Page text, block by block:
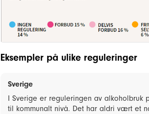
Eksempler på ulike reguleringer
Sverige
I Sverige er reguleringen av alkoholbruk
til kommunalt nivå. Det har aldri vært et